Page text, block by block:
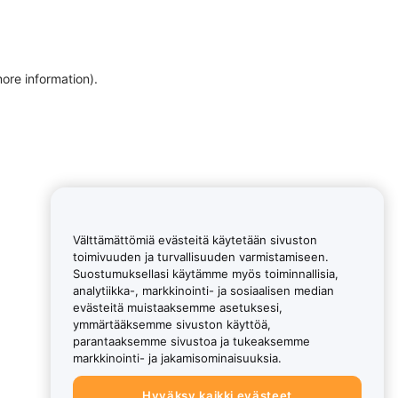
information).
Välttämättömiä evästeitä käytetään sivuston
toimivuuden ja turvallisuuden varmistamiseen.
Suostumuksellasi käytämme myös toiminnallisia,
analytiikka-, markkinointi- ja sosiaalisen median
evästeitä muistaaksemme asetuksesi,
ymmärtääksemme sivuston käyttöä,
parantaaksemme sivustoa ja tukeaksemme
markkinointi- ja jakamisominaisuuksia.